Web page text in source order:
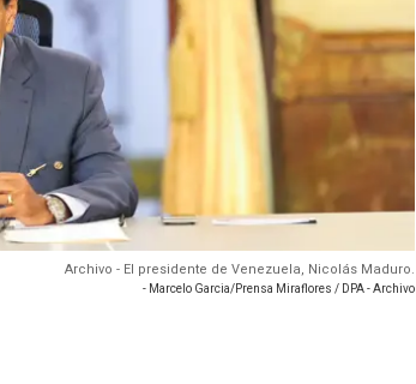
Archivo - El presidente de Venezuela, Nicolás Maduro.
- Marcelo Garcia/Prensa Miraflores / DPA - Archivo